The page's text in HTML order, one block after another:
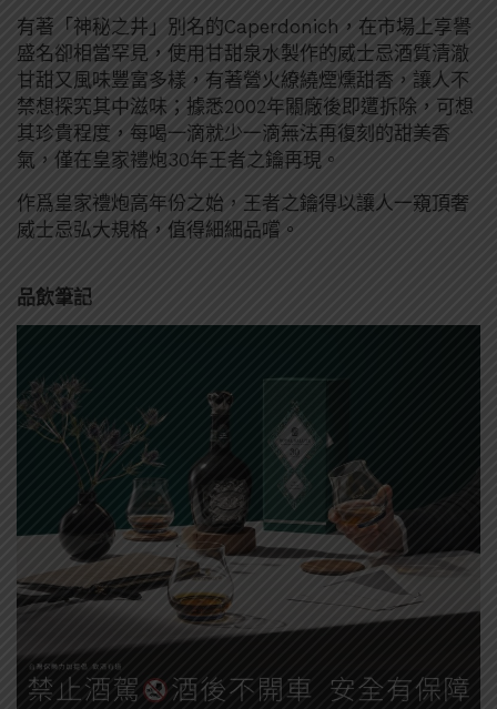
有著「神秘之井」別名的Caperdonich，在市場上享譽
盛名卻相當罕見，使用甘甜泉水製作的威士忌酒質清澈
甘甜又風味豐富多樣，有著營火繚繞煙燻甜香 ，讓人不
禁想探究其中滋味；據悉2002年關廠後即遭拆除 ， 可想
其珍貴程度， 每喝一滴就少一滴無法再復刻 的甜美香
氣，僅在皇家禮炮30年王者之鑰再現 。
作爲皇家禮炮高年份之始，王者之鑰得以讓人一窺頂奢
威士忌弘大規格 ，值得細細品嚐。
品飲筆記